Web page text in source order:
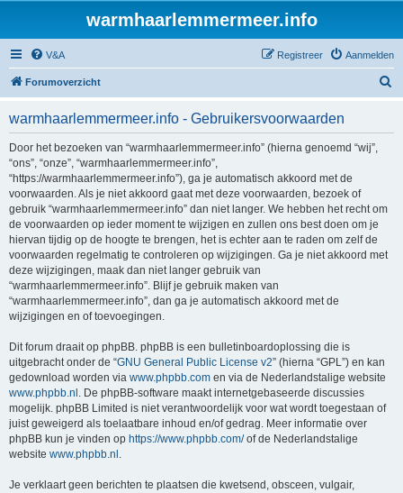
warmhaarlemmermeer.info
V&A Aanmelden
Registreer
Forumoverzicht
warmhaarlemmermeer.info - Gebruikersvoorwaarden
Door het bezoeken van “warmhaarlemmermeer.info” (hierna genoemd “wij”,
“ons”, “onze”, “warmhaarlemmermeer.info”,
“https://warmhaarlemmermeer.info”), ga je automatisch akkoord met de
voorwaarden. Als je niet akkoord gaat met deze voorwaarden, bezoek of
gebruik “warmhaarlemmermeer.info” dan niet langer. We hebben het recht om
de voorwaarden op ieder moment te wijzigen en zullen ons best doen om je
hiervan tijdig op de hoogte te brengen, het is echter aan te raden om zelf de
voorwaarden regelmatig te controleren op wijzigingen. Ga je niet akkoord met
deze wijzigingen, maak dan niet langer gebruik van
“warmhaarlemmermeer.info”. Blijf je gebruik maken van
“warmhaarlemmermeer.info”, dan ga je automatisch akkoord met de
wijzigingen en of toevoegingen.
Dit forum draait op phpBB. phpBB is een bulletinboardoplossing die is
uitgebracht onder de “GNU General Public License v2” (hierna “GPL”) en kan
gedownload worden via www.phpbb.com en via de Nederlandstalige website
www.phpbb.nl . De phpBB-software maakt internetgebaseerde discussies
mogelijk. phpBB Limited is niet verantwoordelijk voor wat wordt toegestaan of
juist geweigerd als toelaatbare inhoud en/of gedrag. Meer informatie over
phpBB kun je vinden op https://www.phpbb.com/of de Nederlandstalige
website www.phpbb.nl .
Je verklaart geen berichten te plaatsen die kwetsend, obsceen, vulgair,